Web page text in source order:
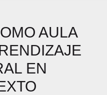
AULA
EN